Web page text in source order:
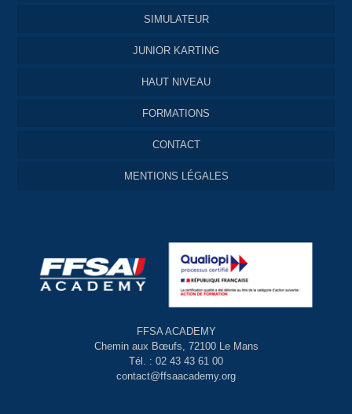
SIMULATEUR
JUNIOR KARTING
HAUT NIVEAU
FORMATIONS
CONTACT
MENTIONS LÉGALES
FFSA ACADEMY
Chemin aux Bœufs, 72100 Le Mans
Tél. : 02 43 43 61 00
contact@ffsaacademy.org